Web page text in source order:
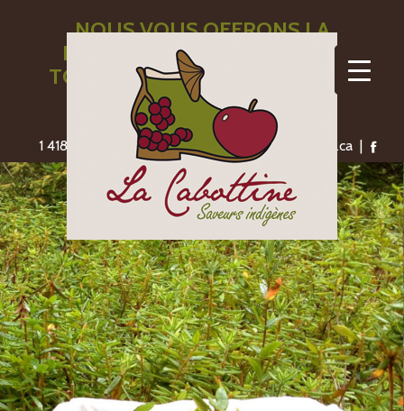
NOUS VOUS OFFRONS LA
LIVRAISON GRATUITE POUR
TOUTE COMMANDE DE 110$ ET
PLUS
1 418-775-1306 | saveursindigenes@lacabottine.ca |